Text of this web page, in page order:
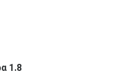
1.8